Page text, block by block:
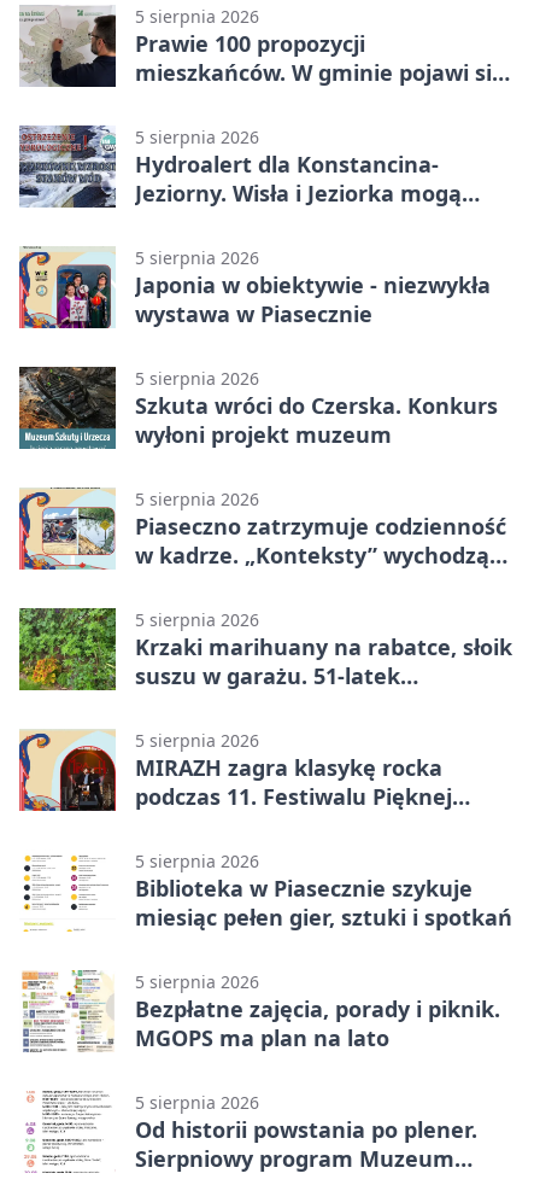
5 sierpnia 2026
Prawie 100 propozycji
mieszkańców. W gminie pojawi się
5 sierpnia 2026
Hydroalert dla Konstancina-
Jeziorny. Wisła i Jeziorka mogą
5 sierpnia 2026
Japonia w obiektywie - niezwykła
wystawa w Piasecznie
5 sierpnia 2026
Szkuta wróci do Czerska. Konkurs
wyłoni projekt muzeum
5 sierpnia 2026
Piaseczno zatrzymuje codzienność
w kadrze. „Konteksty” wychodzą
5 sierpnia 2026
Krzaki marihuany na rabatce, słoik
suszu w garażu. 51-latek
5 sierpnia 2026
MIRAZH zagra klasykę rocka
podczas 11. Festiwalu Pięknej
5 sierpnia 2026
Biblioteka w Piasecznie szykuje
miesiąc pełen gier, sztuki i spotkań
5 sierpnia 2026
Bezpłatne zajęcia, porady i piknik.
MGOPS ma plan na lato
5 sierpnia 2026
Od historii powstania po plener.
Sierpniowy program Muzeum